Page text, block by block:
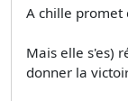
A chille promet
Mais elle s'es)
donner la